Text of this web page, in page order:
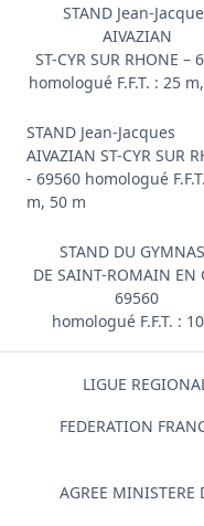
STAND Jean-
AIVAZIAN
ST-CYR SUR RHONE –
homologué F.F.T. : 25
STAND Jean-Jacques
AIVAZIAN ST-CYR SUR
- 69560 homologué
m, 50 m
STAND DU
DE SAINT-ROMAIN EN
69560
homologué F.F.T. :
LIGUE
FEDERATION
AGREE MINISTERE